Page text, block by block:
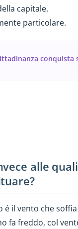
capitale.
particolare.
conquista
alle
é il vento che
fa freddo, col